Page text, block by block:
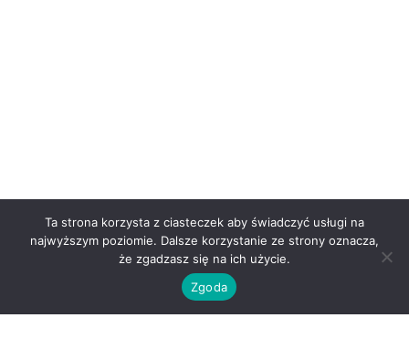
Ta strona korzysta z ciasteczek aby świadczyć usługi na
najwyższym poziomie. Dalsze korzystanie ze strony oznacza,
że zgadzasz się na ich użycie.
Zgoda